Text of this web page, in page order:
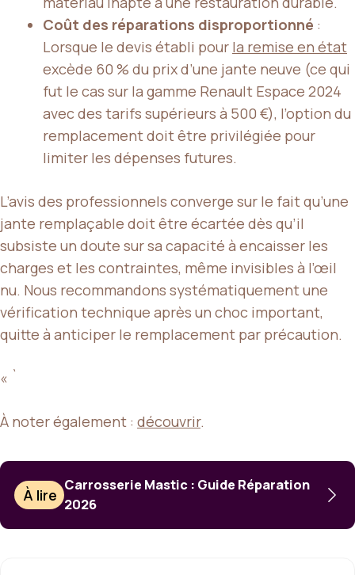
Coût des réparations disproportionné :
Lorsque le devis établi pour la remise en état
excède 60 % du prix d’une jante neuve (ce qui
fut le cas sur la gamme Renault Espace 2024
avec des tarifs supérieurs à 500 €), l’option du
remplacement doit être privilégiée pour
limiter les dépenses futures.
L’avis des professionnels converge sur le fait qu’une
jante remplaçable doit être écartée dès qu’il
subsiste un doute sur sa capacité à encaisser les
charges et les contraintes, même invisibles à l’œil
nu. Nous recommandons systématiquement une
vérification technique après un choc important,
quitte à anticiper le remplacement par précaution.
« `
À noter également : découvrir.
À lire
Carrosserie Mastic : Guide Réparation
2026